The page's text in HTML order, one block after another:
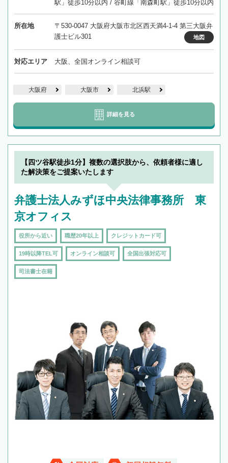
駅」徒歩10分以内 / 谷町線「南森町駅」徒歩10分以内
所在地
〒530-0047 大阪府大阪市北区西天満4-1-4 第三大阪弁
護士ビル301
地図
対応エリア 大阪、全国オンライン相談可
大阪府 大阪市 北浜駅
詳細を見る
【四ツ谷駅徒歩1分】複数の選択肢から、依頼者様に適し
た解決策をご提案いたします
弁護士法人みずほ中央法律事務所 東
京オフィス
役所から近い 職歴20年以上 クレジットカード可
19時以降TEL可 オンライン相談可 全国出張対応可
司法書士在籍